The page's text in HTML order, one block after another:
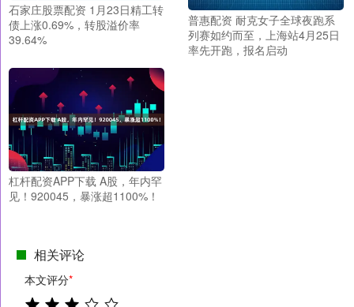
石家庄股票配资 1月23日精工转
债上涨0.69%，转股溢价率
39.64%
普惠配资 耐克女子全球夜跑系
列赛如约而至，上海站4月25日
率先开跑，报名启动
杠杆配资APP下载 A股，年内罕
见！920045，暴涨超1100%！
相关评论
本文评分*